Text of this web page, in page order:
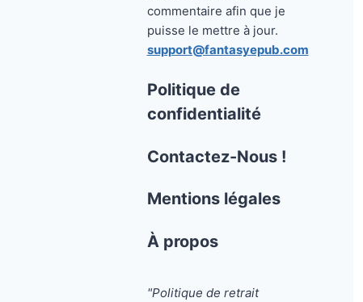
commentaire afin que je
puisse le mettre à jour.
support@fantasyepub.com
Politique de
confidentialité
Contactez-Nous !
Mentions légales
À propos
"Politique de retrait